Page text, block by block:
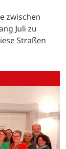
zwischen
Juli zu
Straßen